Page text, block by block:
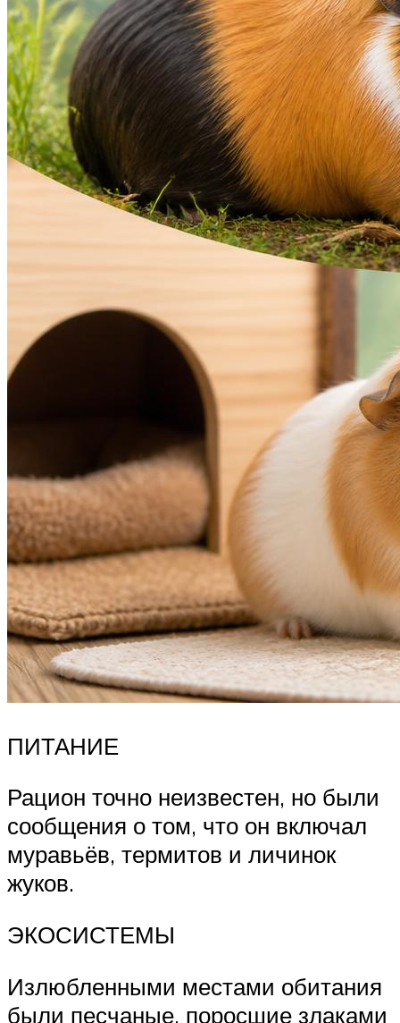
ПИТАНИЕ
Рацион точно неизвестен, но были
сообщения о том, что он включал
муравьёв, термитов и личинок
жуков.
ЭКОСИСТЕМЫ
Излюбленными местами обитания
были песчаные, поросшие злаками